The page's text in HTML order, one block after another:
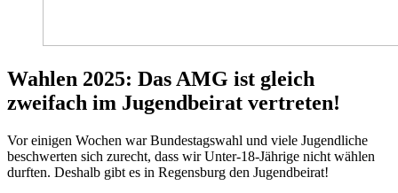
Wahlen 2025: Das AMG ist gleich
zweifach im Jugendbeirat vertreten!
Vor einigen Wochen war Bundestagswahl und viele Jugendliche
beschwerten sich zurecht, dass wir Unter-18-Jährige nicht wählen
durften. Deshalb gibt es in Regensburg den Jugendbeirat!